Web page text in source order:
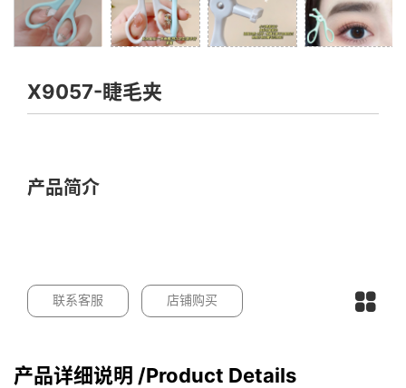
X9057-睫毛夹
产品简介
联系客服 店铺购买
产品详细说明 /Product Details